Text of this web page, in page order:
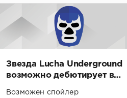
Звезда Lucha Underground
возможно дебютирует в
Возможен спойлер